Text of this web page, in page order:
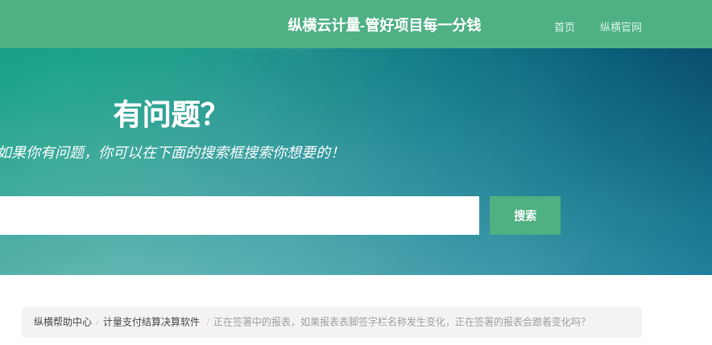
纵横云计量-管好项目每一分钱 首页 纵横官网
有问题？
果你有问题，你可以在下面的搜索框搜索你想要的！
纵横帮助中心 / 计量支付结算决算软件 / 正在签署中的报表，如果报表表脚签字栏名称发生变化，正在签署的报表会跟着变化吗？